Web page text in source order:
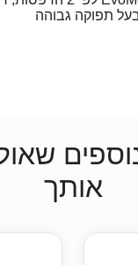
תפוקה גבוהה
שאולי
אותך